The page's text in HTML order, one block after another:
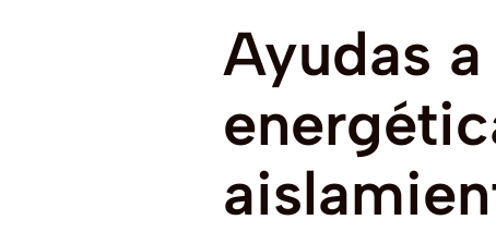
Ayudas a